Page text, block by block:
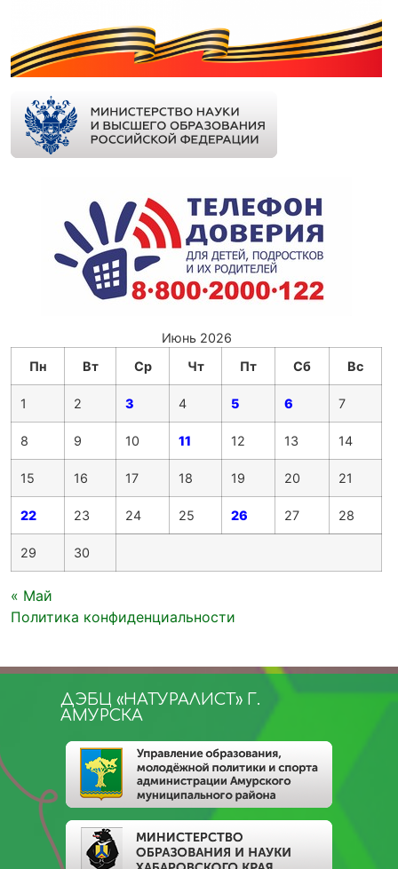
Июнь 2026
Пн
Вт Ср Чт Пт Сб Вс
1 2 3 4 5 6 7
8 9 10 11 12 13 14
15 16 17 18 19 20 21
22 23 24 25 26 27 28
29 30
« Май
Политика конфиденциальности
ДЭБЦ «НАТУРАЛИСТ» Г.
АМУРСКА